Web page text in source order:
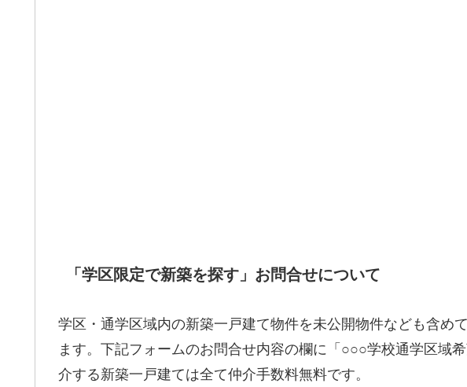
「学区限定で新築を探す」お問合せについて
学区・通学区域内の新築一戸建て物件を未公開物件なども含め
ます。下記フォームのお問合せ内容の欄に「○○○学校通学区域
介する新築一戸建ては全て仲介手数料無料です。